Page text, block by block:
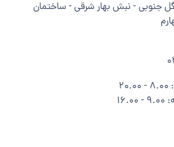
جنوبی - نبش بهار شرقی - ساختمان